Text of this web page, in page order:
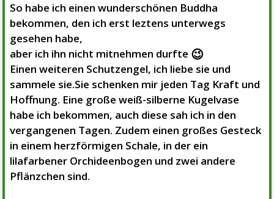
So habe ich einen wunderschönen Buddha
bekommen, den ich erst leztens unterwegs
gesehen habe,
aber ich ihn nicht mitnehmen durfte 😉
Einen weiteren Schutzengel, ich liebe sie und
sammele sie.Sie schenken mir jeden Tag Kraft und
Hoffnung. Eine große weiß-silberne Kugelvase
habe ich bekommen, auch diese sah ich in den
vergangenen Tagen. Zudem einen großes Gesteck
in einem herzförmigen Schale, in der ein
lilafarbener Orchideenbogen und zwei andere
Pflänzchen sind.